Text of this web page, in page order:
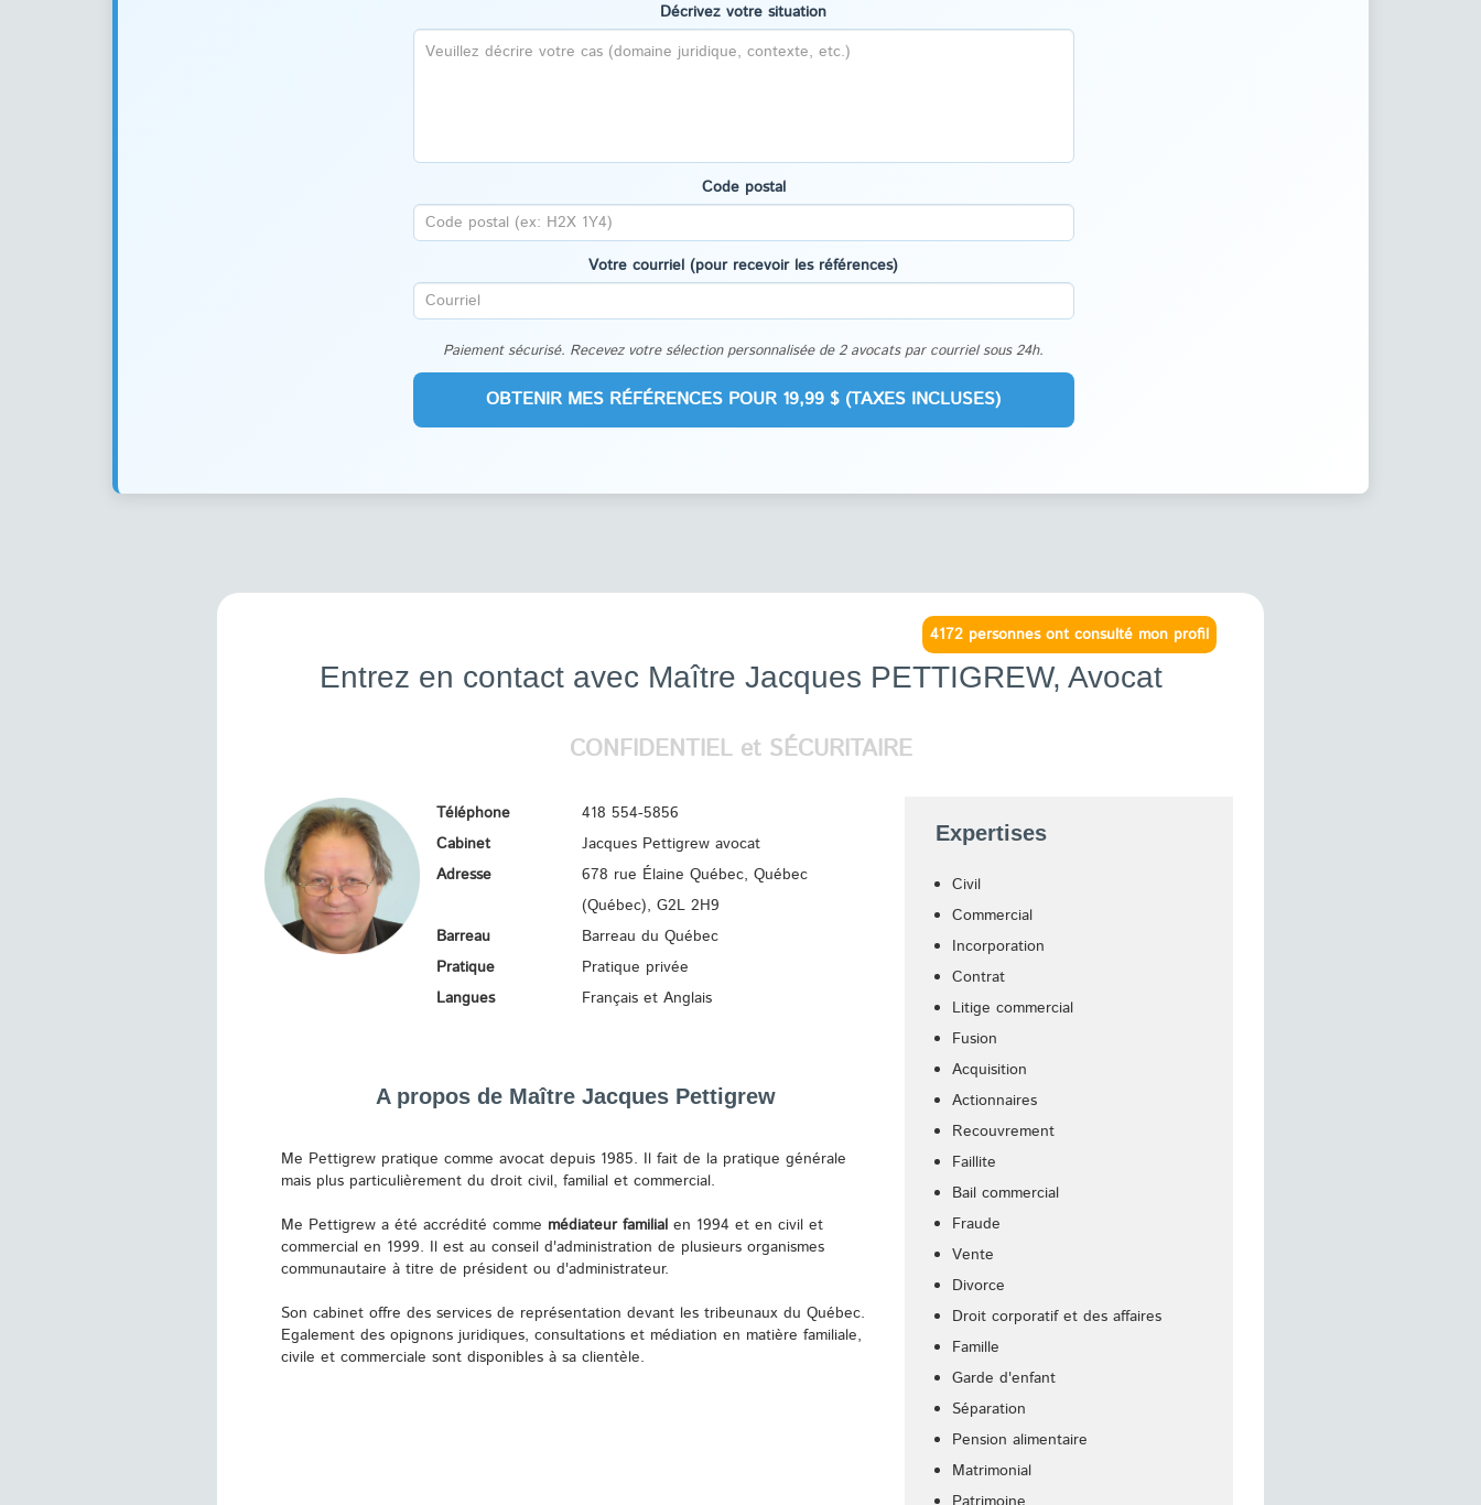
Décrivez votre situation
Code postal
Votre courriel (pour recevoir les références)
Paiement sécurisé. Recevez votre sélection personnalisée de 2 avocats par courriel sous 24h.
4172 personnes ont consulté mon profil
Entrez en contact avec Maître Jacques PETTIGREW, Avocat
CONFIDENTIEL et SÉCURITAIRE
Téléphone
418 554-5856
Cabinet
Jacques Pettigrew avocat
Adresse
678 rue Élaine Québec, Québec
(Québec), G2L 2H9
Barreau
Barreau du Québec
Pratique
Pratique privée
Langues
Français et Anglais
A propos de Maître Jacques Pettigrew
Me Pettigrew pratique comme avocat depuis 1985. Il fait de la pratique générale
mais plus particulièrement du droit civil, familial et commercial.
Me Pettigrew a été accrédité comme médiateur familial en 1994 et en civil et
commercial en 1999. Il est au conseil d'administration de plusieurs organismes
communautaire à titre de président ou d'administrateur.
Son cabinet offre des services de représentation devant les tribeunaux du Québec.
Egalement des opignons juridiques, consultations et médiation en matière familiale,
civile et commerciale sont disponibles à sa clientèle.
Expertises
Civil
Commercial
Incorporation
Contrat
Litige commercial
Fusion
Acquisition
Actionnaires
Recouvrement
Faillite
Bail commercial
Fraude
Vente
Divorce
Droit corporatif et des affaires
Famille
Garde d'enfant
Séparation
Pension alimentaire
Matrimonial